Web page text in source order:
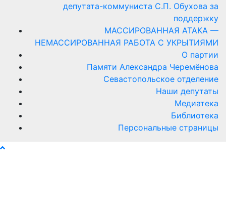
депутата-коммуниста С.П. Обухова за
поддержку
МАССИРОВАННАЯ АТАКА —
НЕМАССИРОВАННАЯ РАБОТА С УКРЫТИЯМИ
О партии
Памяти Александра Черемёнова
Севастопольское отделение
Наши депутаты
Медиатека
Библиотека
Персональные страницы